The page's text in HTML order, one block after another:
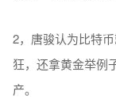
2，唐骏认为比特
狂，还拿黄金举例
产。